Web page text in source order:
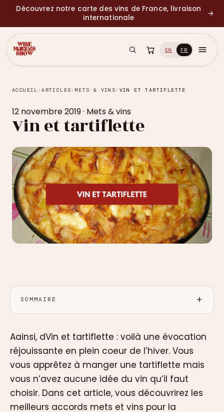
Découvrez notre carte des vins de France, livraison
internationale
→
EN FR
ACCUEIL ›ARTICLES › METS & VINS › VIN ET TARTIFLETTE
12 novembre 2019· Mets & vins
Vin et tartiflette
SOMMAIRE
Aainsi, dVin et tartiflette : voilà une évocation
réjouissante en plein coeur de l’hiver. Vous
vous apprêtez à manger une tartiflette mais
vous n’avez aucune idée du vin qu’il faut
choisir. Dans cet article, vous découvrirez les
meilleurs accords mets et vins pour la